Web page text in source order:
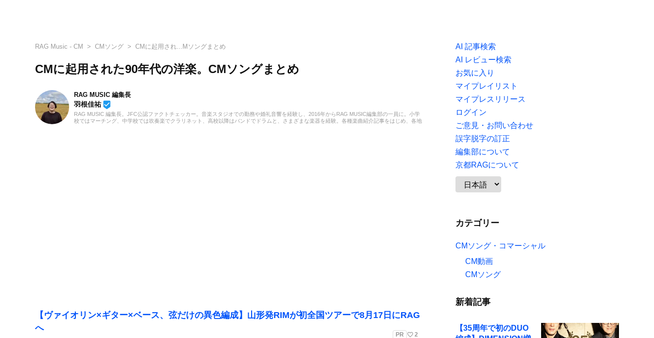
RAG Music - CM CMソング CMに起用され...Mソングまとめ
CMに起用された90年代の洋楽。CMソングまとめ
RAG MUSIC 編集長
羽根佳祐 beenhere
RAG MUSIC 編集長。JFC公認ファクトチェッカー。音楽スタジオでの勤務や婚礼音響を経験し、2016年からRAG MUSIC編集部の一員に。小学
校ではマーチング、中学校では吹奏楽でクラリネット、高校以降はバンドでドラムと、さまざまな楽器を経験。各種楽曲紹介記事をはじめ、各地
【ヴァイオリン×ギター×ベース、弦だけの異色編成】山形発RIMが初全国ツアーで8月17日にRAG
へ
PR favorite_border 2
AI 記事検索
AI レビュー検索
お気に入り
マイプレイリスト
マイプレスリリース
ログイン
ご意見・お問い合わせ
誤字脱字の訂正
編集部について
京都RAGについて
カテゴリー
CMソング・コマーシャル
CM動画
CMソング
新着記事
【35周年で初のDUO